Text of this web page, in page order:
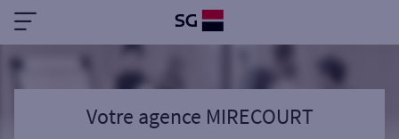
Votre agence MIRECOURT